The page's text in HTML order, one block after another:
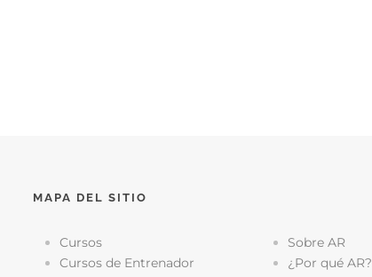
MAPA DEL SITIO
Cursos
Cursos de Entrenador
Sobre AR
¿Por qué AR?